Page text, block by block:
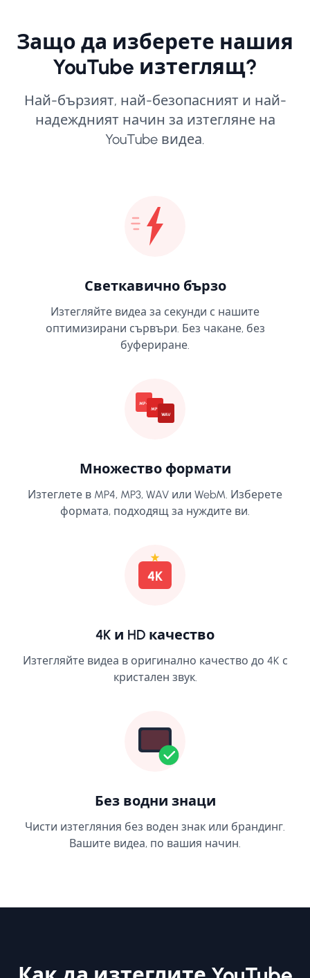
Защо да изберете нашия
YouTube изтеглящ?
Най-бързият, най-безопасният и най-
надеждният начин за изтегляне на
YouTube видеа.
Светкавично бързо
Изтегляйте видеа за секунди с нашите
оптимизирани сървъри. Без чакане, без
буфериране.
MP4
MP3
WAV
Множество формати
Изтеглете в MP4, MP3, WAV или WebM. Изберете
формата, подходящ за нуждите ви.
4K
4K и HD качество
Изтегляйте видеа в оригинално качество до 4K с
кристален звук.
Без водни знаци
Чисти изтегляния без воден знак или брандинг.
Вашите видеа, по вашия начин.